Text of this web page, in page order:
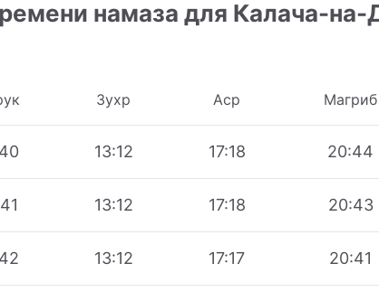
намаза для Калача-на-
Зухр Аср Магриб
13:12 17:18 20:44
13:12 17:18 20:43
13:12 17:17 20:41